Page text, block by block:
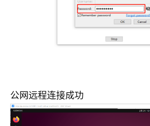
公网远程连接成功